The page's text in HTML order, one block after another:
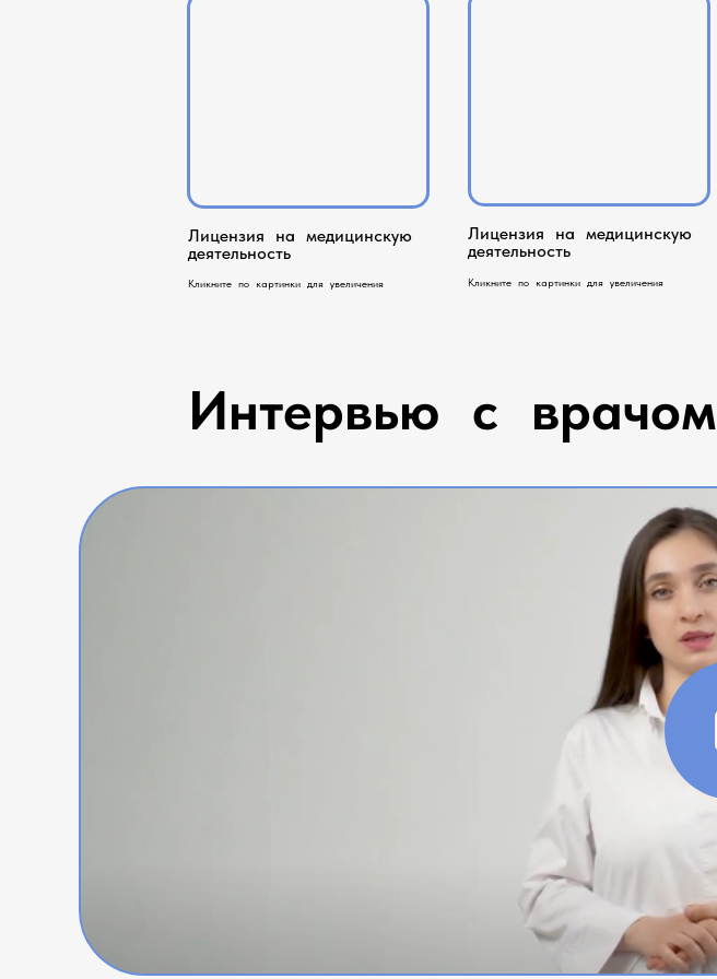
Лицензия на медицинскую
деятельность
Кликните по картинки для увеличения
Лицензия на медицинскую
деятельность
Кликните по картинки для увеличения
Интервью с врачом